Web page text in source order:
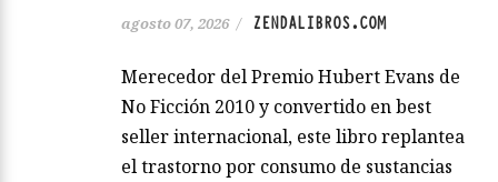
agosto 07, 2026 / ZENDALIBROS.COM
Merecedor del Premio Hubert Evans de
No Ficción 2010 y convertido en best
seller internacional, este libro replantea
el trastorno por consumo de sustancias